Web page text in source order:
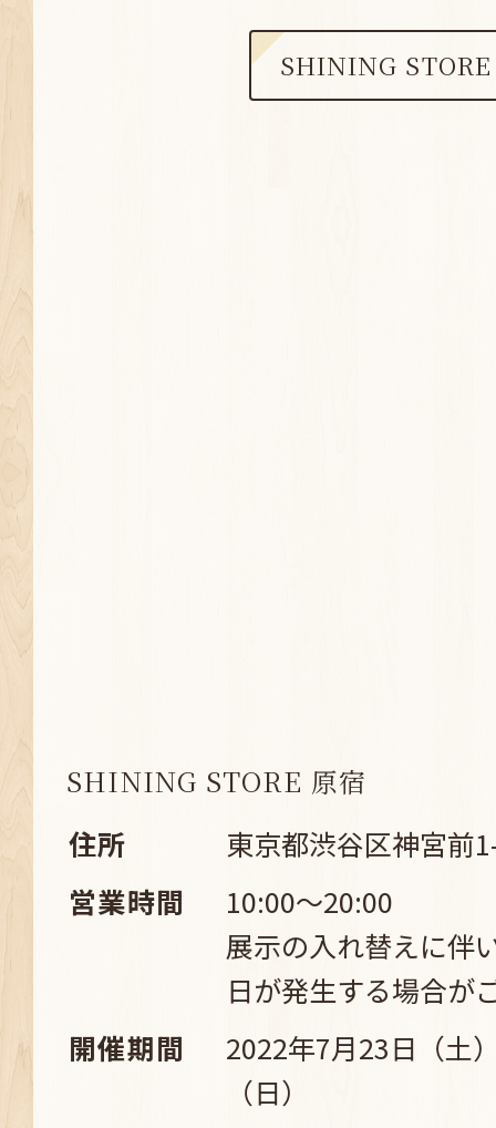
SHINING
SHINING STORE 原宿
住所
東京都渋谷区神宮前
営業時間
10:00～20:00
展示の入れ替えに伴
日が発生する場合が
開催期間
2022年7月23日（土
（日）